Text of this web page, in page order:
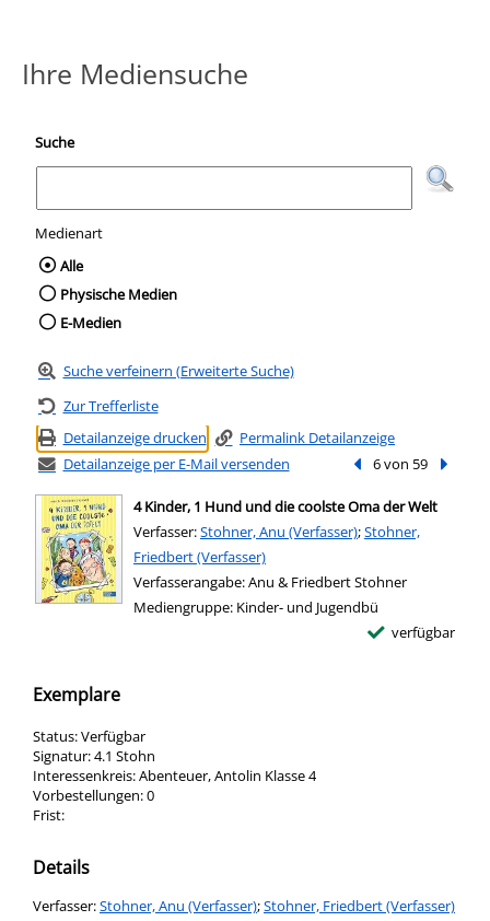
Ihre Mediensuche
Suche
Medienart
Wählen Sie die Medienart nach der Sie
Alle
Physische Medien
E-Medien
Suche verfeinern (Erweiterte Suche)
Zur Trefferliste
Detailanzeige drucken
Permalink Detailanzeige
Detailanzeige per E-Mail versenden
Vorheriger Treffer
6 von 59
4 Kinder, 1 Hund und die coolste Oma der Welt
Verfasser:Suche nach diesem Verfasser
Stohner, Anu (Verfasser);Stohner,
Friedbert (Verfasser)
Verfasserangabe:Anu & Friedbert Stohner
Mediengruppe: Kinder- und Jugendbü
verfügbar
Exemplare
Status:Verfügbar
Signatur:4.1 Stohn
Interessenkreis:Abenteuer, Antolin Klasse 4
Vorbestellungen:0
Frist:
Details
Verfasser:Suche nach diesem Verfasser
Stohner, Anu (Verfasser);Stohner, Friedbert (Verfasser)